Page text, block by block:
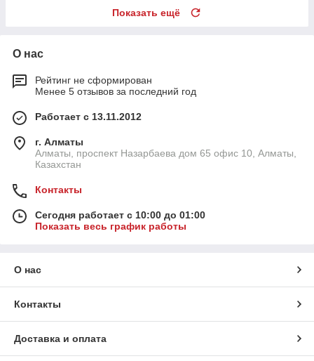
Показать ещё
О нас
Рейтинг не сформирован
Менее 5 отзывов за последний год
Работает с 13.11.2012
г. Алматы
Алматы, проспект Назарбаева дом 65 офис 10, Алматы,
Казахстан
Контакты
Сегодня работает с 10:00 до 01:00
Показать весь график работы
О нас
Контакты
Доставка и оплата